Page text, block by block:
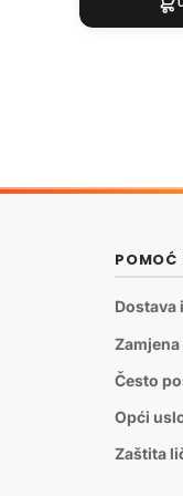
POMOĆ
Dostava
Često
Opći
Zaštita